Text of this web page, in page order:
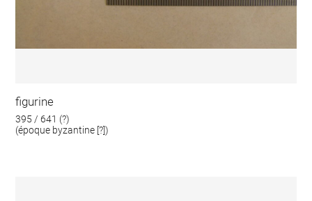
figurine
395 / 641 (?)
(époque byzantine [?])